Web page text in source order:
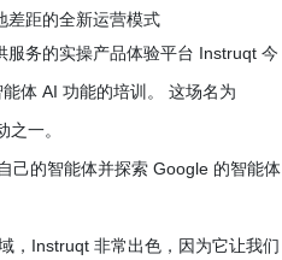
差距的全新运营模式
务的实操产品体验平台 Instruqt 今
体 AI 功能的培训。 这场名为
一。
己的智能体并探索 Google 的智能体
，Instruqt 非常出色，因为它让我们